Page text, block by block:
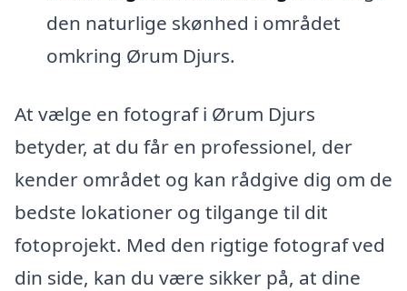
den naturlige skønhed i området
omkring Ørum Djurs.
At vælge en fotograf i Ørum Djurs
betyder, at du får en professionel, der
kender området og kan rådgive dig om de
bedste lokationer og tilgange til dit
fotoprojekt. Med den rigtige fotograf ved
din side, kan du være sikker på, at dine